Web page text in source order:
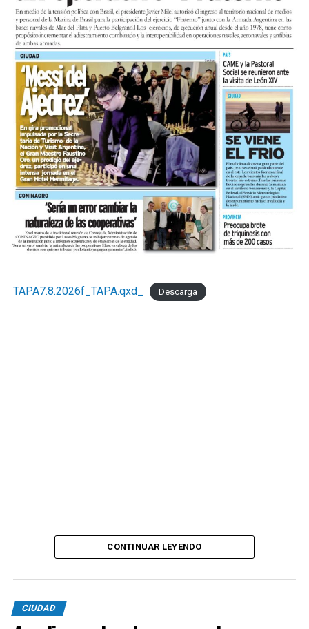
TAPA7.8.2026f_TAPA.qxd_ Descarga
CONTINUAR LEYENDO
CIUDAD